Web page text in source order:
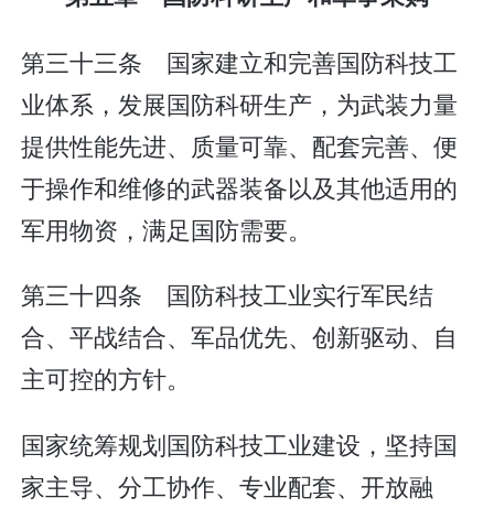
第三十三条 国家建立和完善国防科技工
业体系，发展国防科研生产，为武装力量
提供性能先进、质量可靠、配套完善、便
于操作和维修的武器装备以及其他适用的
军用物资，满足国防需要。
第三十四条 国防科技工业实行军民结
合、平战结合、军品优先、创新驱动、自
主可控的方针。
国家统筹规划国防科技工业建设，坚持国
家主导、分工协作、专业配套、开放融